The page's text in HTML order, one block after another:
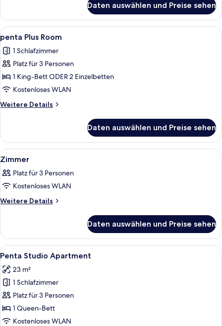
Standard
Room
Daten auswählen und Preise sehen
Alle
Fotos
für
penta
Plus
Room
anzeigen
Ein Hotelzimmer mit einem großen
5
penta Plus Room
1 Schlafzimmer
Platz für 3 Personen
1 King-Bett ODER 2 Einzelbetten
Kostenloses WLAN
Weitere Details
Weitere
Plus
Room
Daten auswählen und Preise sehen
Alle
Fotos
für
Zimmer
anzeigen
Ein modernes Badezimmer mit
2
Zimmer
Platz für 3 Personen
Kostenloses WLAN
Weitere Details
Weitere
Daten auswählen und Preise sehen
Alle
Fotos
für
Penta
Studio
Apartment
anzeigen
Ein Hotelzimmer mit zwei Betten,
6
Penta Studio Apartment
23 m²
1 Schlafzimmer
Platz für 3 Personen
1 Queen-Bett
Kostenloses WLAN